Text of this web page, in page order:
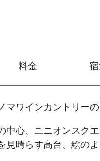
料金
ワインカントリー
中心、ユニオンスク
晴らす高台、絵の